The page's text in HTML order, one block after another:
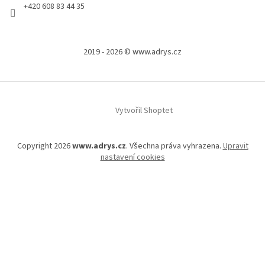
+420 608 83 44 35
2019 - 2026 © www.adrys.cz
Vytvořil Shoptet
Copyright 2026www.adrys.cz. Všechna práva vyhrazena.Upravit
nastavení cookies